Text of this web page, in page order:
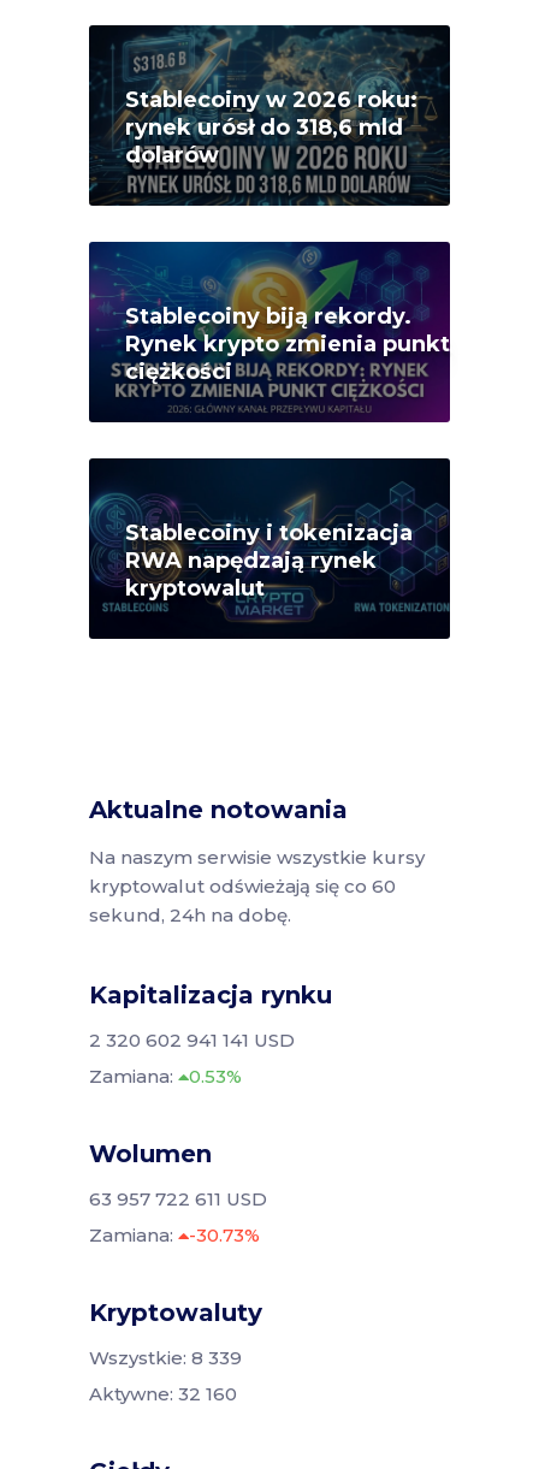
Stablecoiny w 2026 roku:
rynek urósł do 318,6 mld
dolarów
Stablecoiny biją rekordy.
Rynek krypto zmienia punkt
ciężkości
Stablecoiny i tokenizacja
RWA napędzają rynek
kryptowalut
Aktualne notowania
Na naszym serwisie wszystkie kursy
kryptowalut odświeżają się co 60
sekund, 24h na dobę.
Kapitalizacja rynku
2 320 602 941 141 USD
Zamiana:
0.53%
Wolumen
63 957 722 611 USD
Zamiana:
-30.73%
Kryptowaluty
Wszystkie: 8 339
Aktywne: 32 160